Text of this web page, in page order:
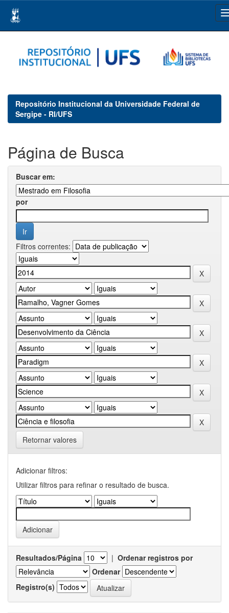
navigation
Repositório Institucional da Universidade Federal de
Sergipe - RI/UFS
Página de Busca
Buscar em:
por
Filtros correntes:
Retornar valores
Adicionar filtros:
Utilizar filtros para refinar o resultado de busca.
Resultados/Página | Ordenar registros por
Ordenar
Registro(s)